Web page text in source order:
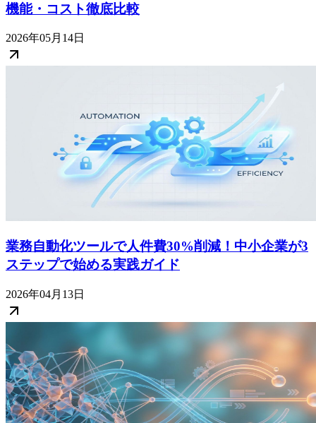
機能・コスト徹底比較
2026年05月14日
業務自動化ツールで人件費30%削減！中小企業が3
ステップで始める実践ガイド
2026年04月13日